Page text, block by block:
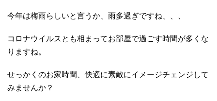
今年は梅雨らしいと言うか、雨多過ぎですね、、、
コロナウイルスとも相まってお部屋で過ごす時間が多くな
りますね。
せっかくのお家時間、快適に素敵にイメージチェンジして
みませんか？